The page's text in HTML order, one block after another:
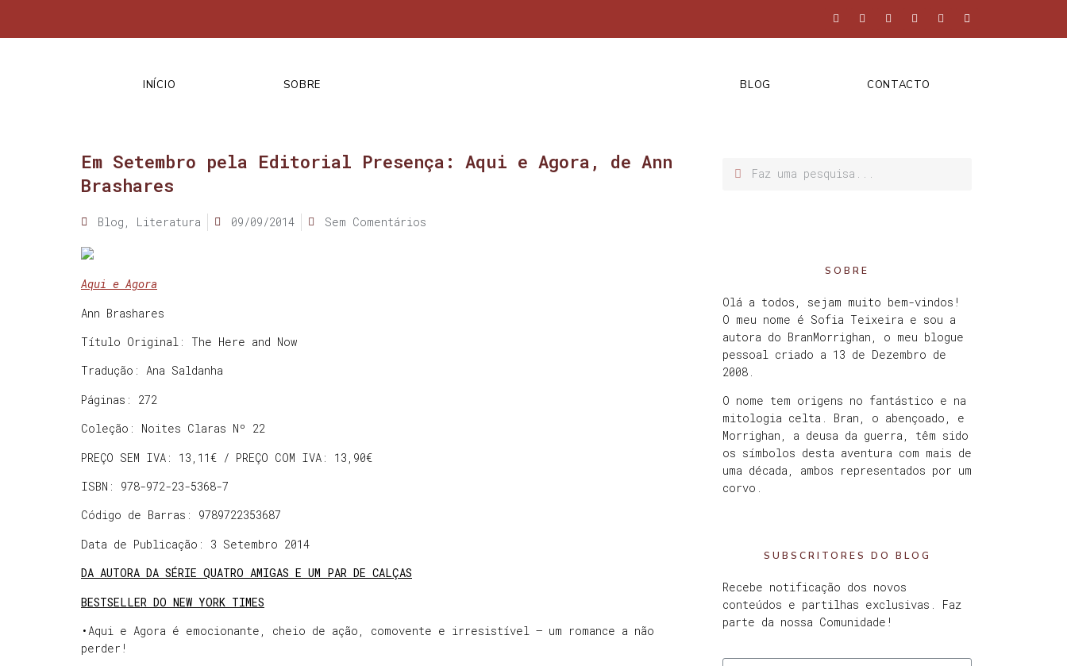
INÍCIO SOBRE BLOG CONTACTO
Em Setembro pela Editorial Presença: Aqui e Agora, de Ann
Brashares
Blog , Literatura 09/09/2014 Sem Comentários
Aqui e Agora
Ann Brashares
Título Original: The Here and Now
Tradução: Ana Saldanha
Páginas: 272
Coleção: Noites Claras Nº 22
PREÇO SEM IVA: 13,11€ / PREÇO COM IVA: 13,90€
ISBN: 978-972-23-5368-7
Código de Barras: 9789722353687
Data de Publicação: 3 Setembro 2014
DA AUTORA DA SÉRIE QUATRO AMIGAS E UM PAR DE CALÇAS
BESTSELLER DO NEW YORK TIMES
•Aqui e Agora é emocionante, cheio de ação, comovente e irresistível – um romance a não
perder!
SOBRE
Olá a todos, sejam muito bem-vindos!
O meu nome é Sofia Teixeira e sou a
autora do BranMorrighan, o meu blogue
pessoal criado a 13 de Dezembro de
2008.
O nome tem origens no fantástico e na
mitologia celta. Bran, o abençoado, e
Morrighan, a deusa da guerra, têm sido
os símbolos desta aventura com mais de
uma década, ambos representados por um
corvo.
SUBSCRITORES DO BLOG
Recebe notificação dos novos
conteúdos e partilhas exclusivas. Faz
parte da nossa Comunidade!